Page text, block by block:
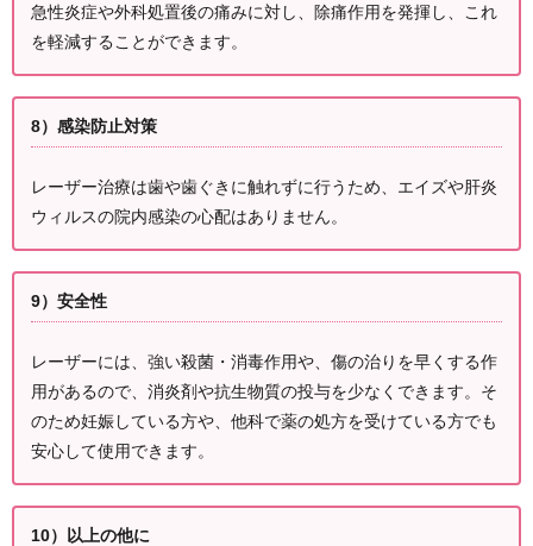
急性炎症や外科処置後の痛みに対し、除痛作用を発揮し、これ
を軽減することができます。
8）感染防止対策
レーザー治療は歯や歯ぐきに触れずに行うため、エイズや肝炎
ウィルスの院内感染の心配はありません。
9）安全性
レーザーには、強い殺菌・消毒作用や、傷の治りを早くする作
用があるので、消炎剤や抗生物質の投与を少なくできます。そ
のため妊娠している方や、他科で薬の処方を受けている方でも
安心して使用できます。
10）以上の他に